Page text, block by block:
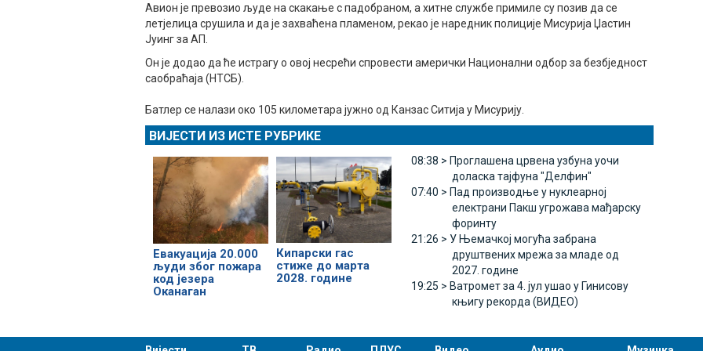
Авион је превозио људе на скакање с падобраном, а хитне службе примиле су позив да се
летјелица срушила и да је захваћена пламеном, рекао је наредник полиције Мисурија Џастин
Јуинг за АП.
Он је додао да ће истрагу о овој несрећи спровести амерички Национални одбор за безбједност
саобраћаја (НТСБ).
Батлер се налази око 105 километара јужно од Канзас Ситија у Мисурију.
ВИЈЕСТИ ИЗ ИСТЕ РУБРИКЕ
Евакуација 20.000
људи због пожара
код језера
Оканаган
Кипарски гас
стиже до марта
2028. године
08:38 > Проглашена црвена узбуна уочи
доласка тајфуна "Делфин"
07:40 > Пад производње у нуклеарној
електрани Пакш угрожава мађарску
форинту
21:26 > У Њемачкој могућа забрана
друштвених мрежа за младе од
2027. године
19:25 > Ватромет за 4. јул ушао у Гинисову
књигу рекорда (ВИДЕО)